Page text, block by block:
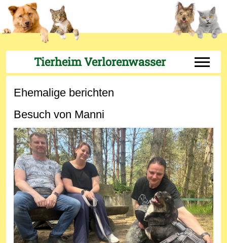
Tierheim Verlorenwasser Off-
Ehemalige berichten
Besuch von Manni